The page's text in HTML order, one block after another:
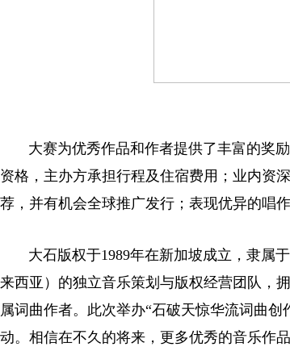
大赛为优秀作品和作者提供了丰富的奖
资格，主办方承担行程及住宿费用；业内资
荐，并有机会全球推广发行；表现优异的唱
大石版权于1989年在新加坡成立，隶属
来西亚）的独立音乐策划与版权经营团队，
属词曲作者。此次举办“石破天惊华流词曲
动。相信在不久的将来，更多优秀的音乐作